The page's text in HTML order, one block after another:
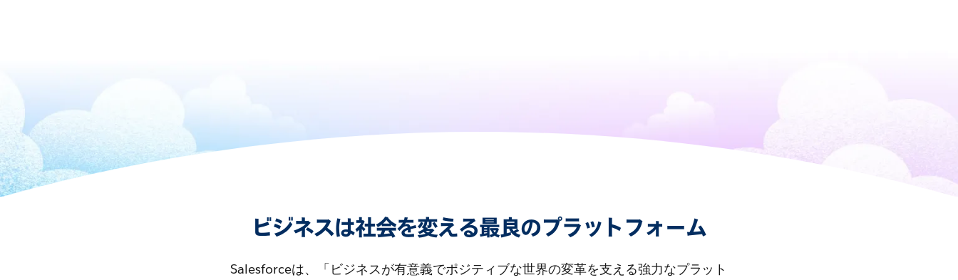
ビジネスは社会を変える最良のプラットフォーム
Salesforceは、「ビジネスが有意義でポジティブな世界の変革を支える強力なプラット